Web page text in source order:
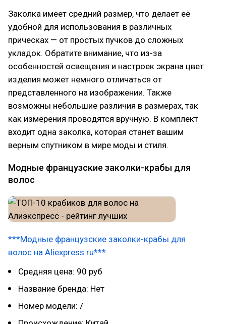
Заколка имеет средний размер, что делает её
удобной для использования в различных
прическах — от простых пучков до сложных
укладок. Обратите внимание, что из-за
особенностей освещения и настроек экрана цвет
изделия может немного отличаться от
представленного на изображении. Также
возможны небольшие различия в размерах, так
как измерения проводятся вручную. В комплект
входит одна заколка, которая станет вашим
верным спутником в мире моды и стиля.
Модные французские заколки-крабы для
волос
***Модные французские заколки-крабы для
волос на Aliexpress.ru***
Средняя цена: 90 руб
Название бренда: Нет
Номер модели: /